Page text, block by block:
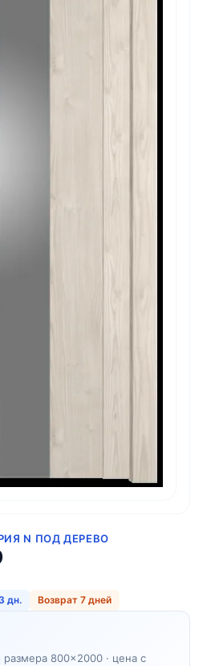
N ПОД ДЕРЕВО
дн. Возврат 7 дней
размера 800×2000 · цена с